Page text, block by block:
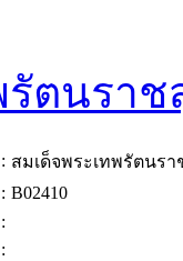
ตนรา
: สมเด็จพระเทพรัตนรา
: B02410
:
: